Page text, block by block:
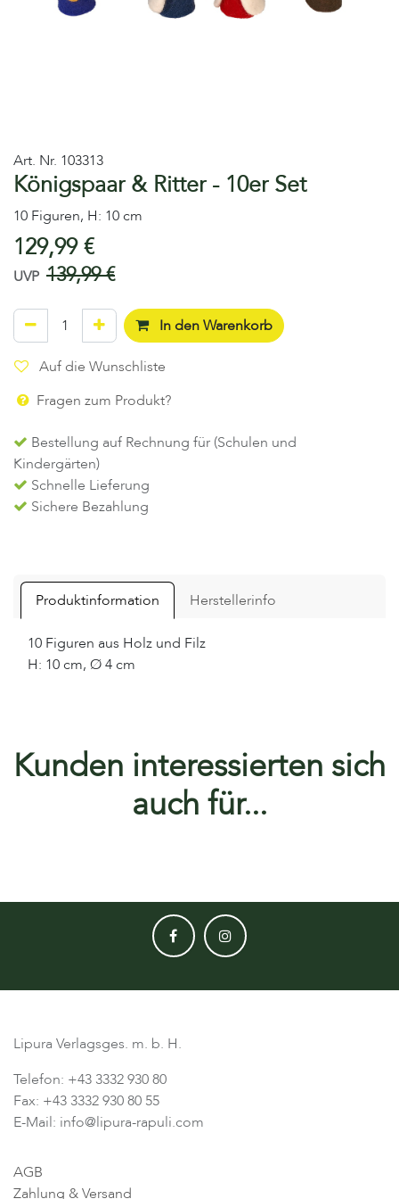
Art. Nr. 103313
Königspaar & Ritter - 10er Set
10 Figuren, H: 10 cm
129,99€
UVP 139,99€
In den Warenkorb
Auf die Wunschliste
Fragen zum Produkt?
Bestellung auf Rechnung für (Schulen und
Kindergärten)
Schnelle Lieferung
Sichere Bezahlung
Produktinformation Herstellerinfo
10 Figuren aus Holz und Filz
H: 10 cm, Ø 4 cm
Kunden interessierten sich
auch für...
Lipura Verlagsges. m. b. H.
Telefon: +43 3332 930 80
Fax: +43 3332 930 80 55
E-Mail: info@lipura-rapuli.com
AGB
Zahlung & Versand